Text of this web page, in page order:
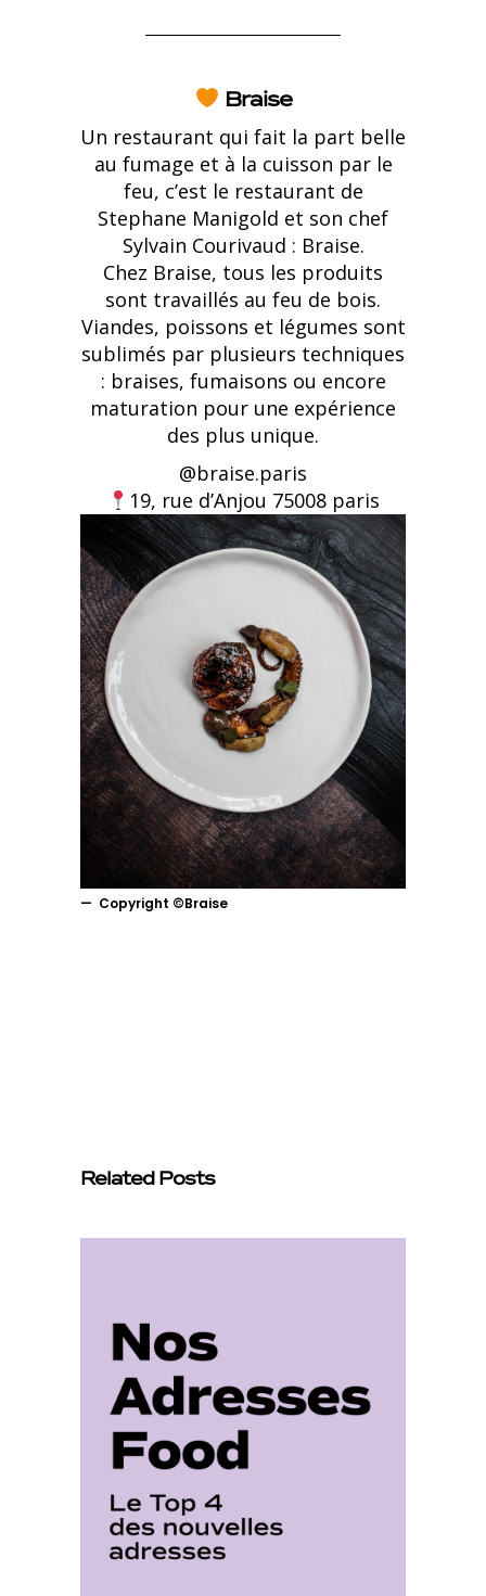
Braise
Un restaurant qui fait la part belle
au fumage et à la cuisson par le
feu, c’est le restaurant de
Stephane Manigold et son chef
Sylvain Courivaud : Braise.
Chez Braise, tous les produits
sont travaillés au feu de bois.
Viandes, poissons et légumes sont
sublimés par plusieurs techniques
: braises, fumaisons ou encore
maturation pour une expérience
des plus unique.
@braise.paris
19, rue d’Anjou 75008 paris
Copyright ©Braise
Related Posts